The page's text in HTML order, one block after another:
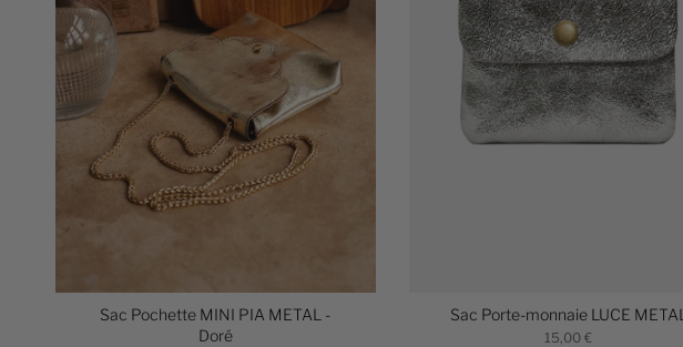
Sac Pochette MINI PIA METAL -
Doré
Sac Porte-monnaie LUCE METAL
15,00 €